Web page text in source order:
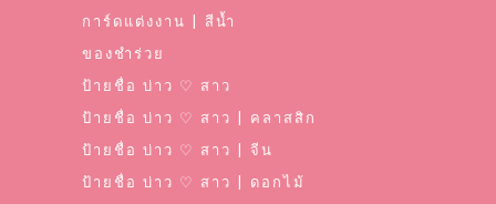
การ์ดแต่งงาน | สีน้ำ
ของชำร่วย
ป้ายชื่อ บ่าว ♡ สาว
ป้ายชื่อ บ่าว ♡ สาว | คลาสสิก
ป้ายชื่อ บ่าว ♡ สาว | จีน
ป้ายชื่อ บ่าว ♡ สาว | ดอกไม้